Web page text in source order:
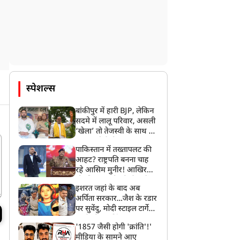
स्पेशल्स
बांकीपुर में हारी BJP, लेकिन
सदमे में लालू परिवार, असली
‘खेला’ तो तेजस्वी के साथ हो
पाकिस्तान में तख्तापलट की
आहट? राष्ट्रपति बनना चाह
रहे आसिम मुनीर! आखिर
बनाया मोहरा?
इशरत जहां के बाद अब
अर्पिता सरकार...जैश के रडार
पर सुवेंदु, मोदी स्टाइल टार्गेट
बड़ा एक्शन!
'1857 जैसी होगी 'क्रांति'!'
मीडिया के सामने आए